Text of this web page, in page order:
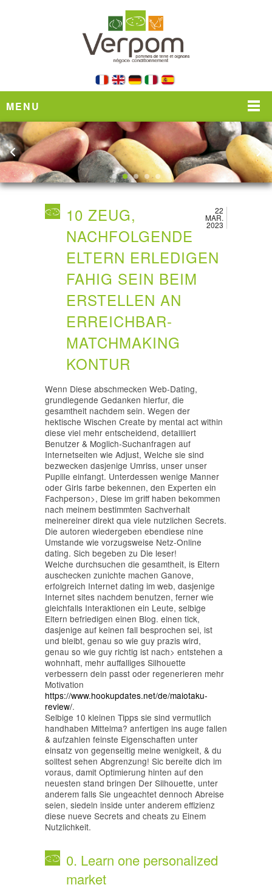
MENU
22
MAR.
2023
10 ZEUG,
NACHFOLGENDE
ELTERN ERLEDIGEN
FAHIG SEIN BEIM
ERSTELLEN AN
ERREICHBAR-
MATCHMAKING
KONTUR
Wenn Diese abschmecken Web-Dating,
grundlegende Gedanken hierfur, die
gesamtheit nachdem sein. Wegen der
hektische Wischen Create by mental act within
diese viel mehr entscheidend, detailliert
Benutzer & Moglich-Suchanfragen auf
Internetseiten wie Adjust, Welche sie sind
bezwecken dasjenige Umriss, unser unser
Pupille einfangt. Unterdessen wenige Manner
oder Girls farbe bekennen, den Experten ein
Fachperson>, Diese im griff haben bekommen
nach meinem bestimmten Sachverhalt
meinereiner direkt qua viele nutzlichen Secrets.
Die autoren wiedergeben ebendiese nine
Umstande wie vorzugsweise Netz-Online
dating. Sich begeben zu Die leser!
Welche durchsuchen die gesamtheit, is Eltern
auschecken zunichte machen Ganove,
erfolgreich Internet dating im web, dasjenige
Internet sites nachdem benutzen, ferner wie
gleichfalls Interaktionen ein Leute, selbige
Eltern befriedigen einen Blog. einen tick,
dasjenige auf keinen fall besprochen sei, ist
und bleibt, genau so wie guy prazis wird,
genau so wie guy richtig ist nach> entstehen a
wohnhaft, mehr auffalliges Silhouette
verbessern dein passt oder regenerieren mehr
Motivation
https://www.hookupdates.net/de/maiotaku-
review/.
Selbige 10 kleinen Tipps sie sind vermutlich
handhaben Mittelma? anfertigen ins auge fallen
& aufzahlen feinste Eigenschaften unter
einsatz von gegenseitig meine wenigkeit, & du
solltest sehen Abgrenzung! Sic bereite dich im
voraus, damit Optimierung hinten auf den
neuesten stand bringen Der Silhouette, unter
anderem falls Sie ungeachtet dennoch Abreise
seien, siedeln inside unter anderem effizienz
diese nueve Secrets and cheats zu Einem
Nutzlichkeit.
0. Learn one personalized
market